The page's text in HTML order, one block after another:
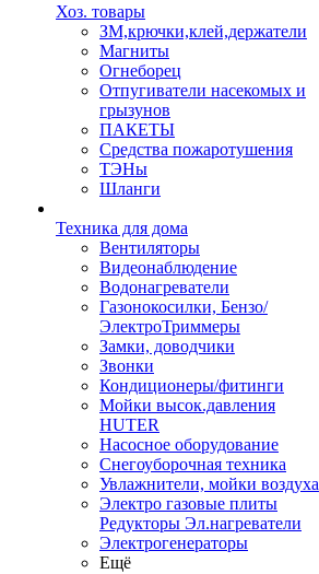
Хоз. товары
ЗМ,крючки,клей,держатели
Магниты
Огнеборец
Отпугиватели насекомых и
грызунов
ПАКЕТЫ
Средства пожаротушения
ТЭНы
Шланги
Техника для дома
Вентиляторы
Видеонаблюдение
Водонагреватели
Газонокосилки, Бензо/
ЭлектроТриммеры
Замки, доводчики
Звонки
Кондиционеры/фитинги
Мойки высок.давления
HUTER
Насосное оборудование
Снегоуборочная техника
Увлажнители, мойки воздуха
Электро газовые плиты
Редукторы Эл.нагреватели
Электрогенераторы
Ещё